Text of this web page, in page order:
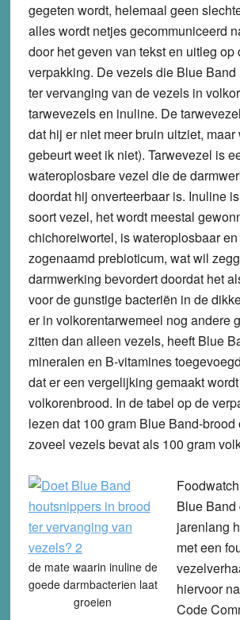
gegeten wordt, helemaal geen
alles wordt netjes gecommuniceerd
door het geven van tekst en uitleg op
verpakking. De vezels die Blue Band
ter vervanging van de vezels in
tarwevezels en inuline. De
dat hij er niet meer bruin uitziet, maar
gebeurt weet ik niet). Tarwevezel is
wateroplosbare vezel die de
doordat hij onverteerbaar is. Inuline
soort vezel, het wordt meestal
chichoreiwortel, is wateroplosbaar
zogenaamd prebioticum, wat wil
darmwerking bevordert doordat het
voor de gunstige bacteriën in de
er in volkorentarwemeel nog andere
zitten dan alleen vezels, heeft Blue
mineralen en B-vitamines
dat er een vergelijking gemaakt
volkorenbrood. In de tabel op de
lezen dat 100 gram Blue Band-brood
zoveel vezels bevat als 100 gram
de mate waarin inuline de
goede darmbacterien laat
groeien
Blue Band
jarenlang
met een
hiervoor
Code